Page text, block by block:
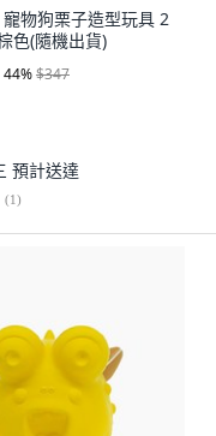
寵物狗栗子造型玩具 2
色(隨機出貨)
44%$347
預計送達
(1)